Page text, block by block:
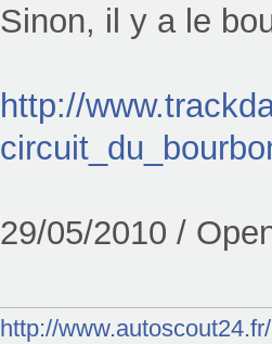
Sinon, il y a le
http://
29/05/2010 /
http://